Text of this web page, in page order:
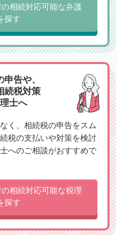
相続対応可能な弁護
探す
告や、
続税対策
士へ
く、相続税の申告をスム
税の支払いや対策を検討
へのご相談がおすすめで
相続対応可能な税理
探す